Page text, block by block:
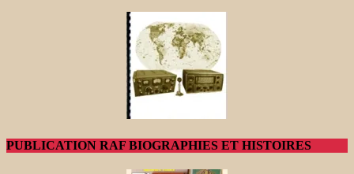
PUBLICATION RAF BIOGRAPHIES ET HISTOIRES